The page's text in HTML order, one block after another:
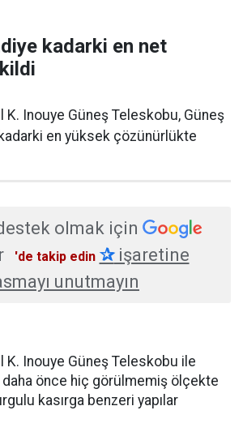
kadarki en net
K. Inouye Güneş Teleskobu, Güneş
en yüksek çözünürlükte
olmak için
'de takip edin ✰işaretine
unutmayın
K. Inouye Güneş Teleskobu ile
daha önce hiç görülmemiş ölçekte
kasırga benzeri yapılar